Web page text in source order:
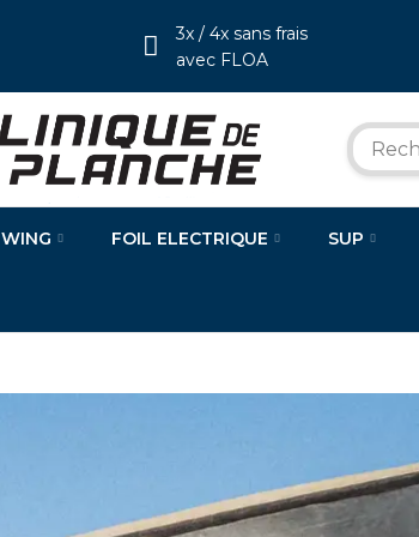
3x / 4x sans frais
avec FLOA
WING FOIL ELECTRIQUE SUP